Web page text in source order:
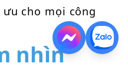
cho mọi công
nhìn